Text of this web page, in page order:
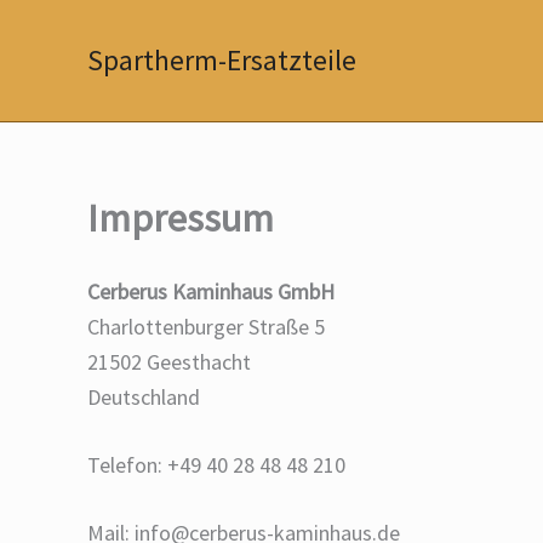
Spartherm-Ersatzteile
Impressum
Cerberus Kaminhaus GmbH
Charlottenburger Straße 5
21502 Geesthacht
Deutschland
Telefon: +49 40 28 48 48 210
Mail: info@cerberus-kaminhaus.de